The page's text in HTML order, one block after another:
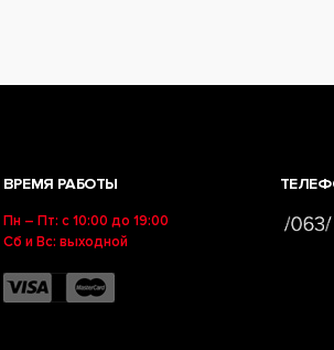
ВРЕМЯ РАБОТЫ
Пн – Пт: с 10:00 до 19:00
Сб и Вс: выходной